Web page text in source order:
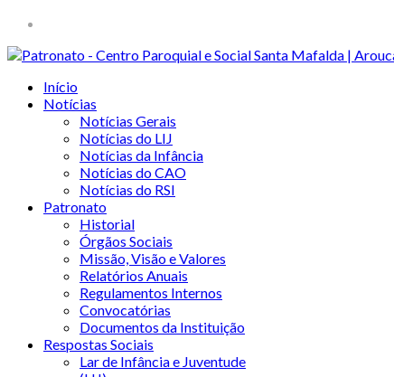
Início
Notícias
Notícias Gerais
Notícias do LIJ
Notícias da Infância
Notícias do CAO
Notícias do RSI
Patronato
Historial
Órgãos Sociais
Missão, Visão e Valores
Relatórios Anuais
Regulamentos Internos
Convocatórias
Documentos da Instituição
Respostas Sociais
Lar de Infância e Juventude